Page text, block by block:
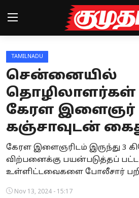
Home
Magazines
Games
Cinema
Videos
Health
TAMILNADU
சென்னையில்
தொழிலாளர்கள்
கேரள இளைஞர்
கஞ்சாவுடன்
கேரள இளைஞரிடம் இருந்து 3
விற்பனைக்கு பயன்படுத்தப்
உள்ளிட்டவைகளை போலீசார்
Nov 13, 2024 - 15:17